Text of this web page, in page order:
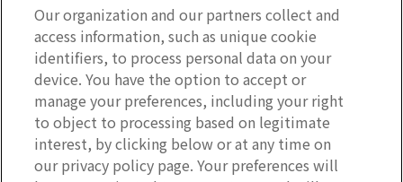
短期施策で終わらせない
インターナルコミュニケーションの効果を得るには、長
期的かつ継続的な取り組みが必要です。短期的な施策だ
けでは、一時的な盛り上がりは見られても持続的な組織
文化の変革や従業員エンゲージメント 向上にはつなが
Our organization and our partners collect and
access information, such as unique cookie
identifiers, to process personal data on your
device. You have the option to accept or
manage your preferences, including your right
to object to processing based on legitimate
interest, by clicking below or at any time on
our privacy policy page. Your preferences will